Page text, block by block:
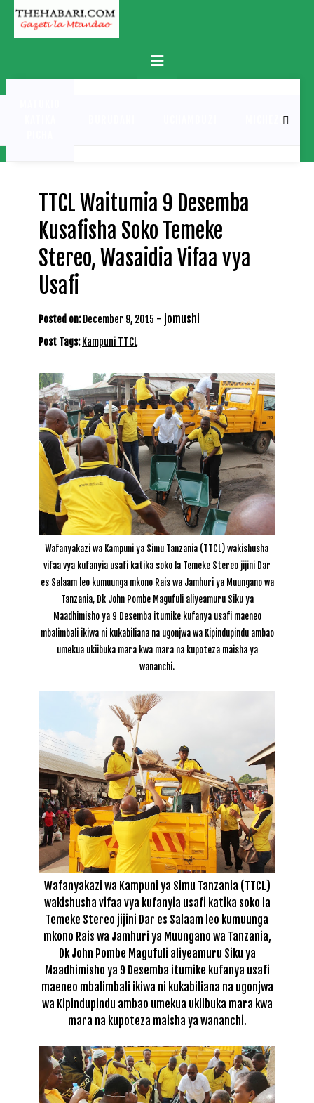
Skip
content
Primary
Menu
MICHEZO
TTCL Waitumia 9 Desemba
Kusafisha Soko Temeke
Stereo, Wasaidia Vifaa vya
Usafi
Posted on: December 9, 2015 - jomushi
Post Tags: Kampuni TTCL
Wafanyakazi wa Kampuni ya Simu Tanzania (TTCL) wakishusha
vifaa vya kufanyia usafi katika soko la Temeke Stereo jijini Dar
es Salaam leo kumuunga mkono Rais wa Jamhuri ya Muungano wa
Tanzania, Dk John Pombe Magufuli aliyeamuru Siku ya
Maadhimisho ya 9 Desemba itumike kufanya usafi maeneo
mbalimbali ikiwa ni kukabiliana na ugonjwa wa Kipindupindu ambao
umekua ukiibuka mara kwa mara na kupoteza maisha ya
wananchi.
Wafanyakazi wa Kampuni ya Simu Tanzania (TTCL)
wakishusha vifaa vya kufanyia usafi katika soko la
Temeke Stereo jijini Dar es Salaam leo kumuunga
mkono Rais wa Jamhuri ya Muungano wa Tanzania,
Dk John Pombe Magufuli aliyeamuru Siku ya
Maadhimisho ya 9 Desemba itumike kufanya usafi
maeneo mbalimbali ikiwa ni kukabiliana na ugonjwa
wa Kipindupindu ambao umekua ukiibuka mara kwa
mara na kupoteza maisha ya wananchi.